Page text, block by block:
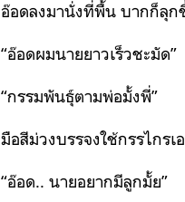
อ๊อดลงมานั่งที่พื้น บากก็ลุ
“อ๊อดผมนายยาวเร็วชะมัด”
“กรรมพันธุ์ตามพ่อมั้งพี่”
มือสีม่วงบรรจงใช้กรรไกร
“อ๊อด.. นายอยากมีลูกมั้ย”